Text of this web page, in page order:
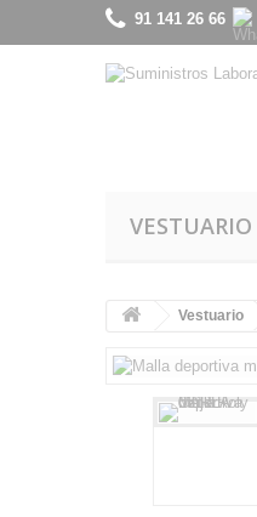
91 141 26 66
VESTUARIO
Vestuario